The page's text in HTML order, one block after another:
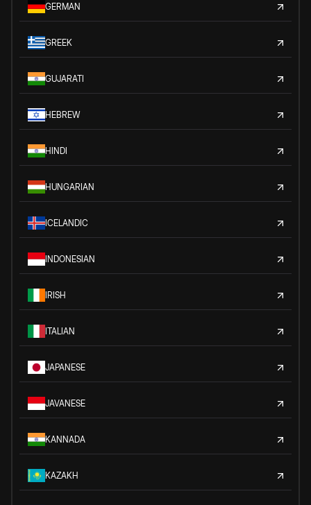
GERMAN
GREEK
GUJARATI
HEBREW
HINDI
HUNGARIAN
ICELANDIC
INDONESIAN
IRISH
ITALIAN
JAPANESE
JAVANESE
KANNADA
KAZAKH